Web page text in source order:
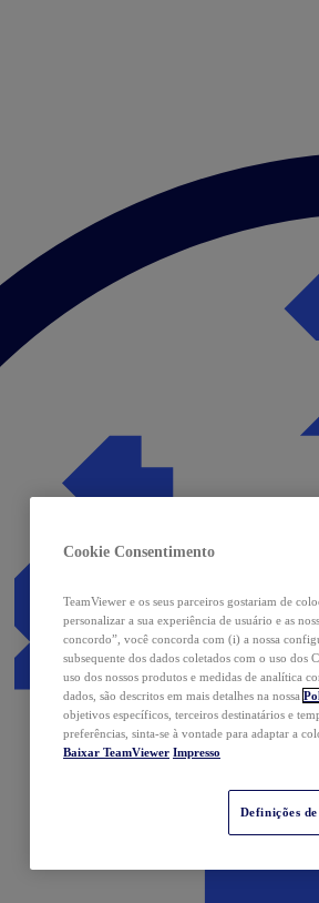
Cookie Consentimento
TeamViewer e os seus parceiros gostariam de
personalizar a sua experiência de usuário e as
concordo”, você concorda com (i) a nossa
subsequente dos dados coletados com o uso dos
uso dos nossos produtos e medidas de analítica
dados, são descritos em mais detalhes na nossa
objetivos específicos, terceiros destinatários e
preferências, sinta-se à vontade para adaptar a
Baixar TeamViewer Impresso
Definições